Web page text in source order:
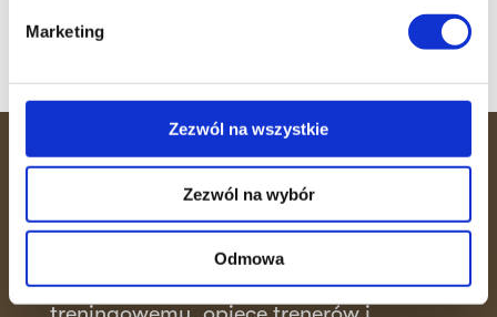
Marketing
Zezwól na wszystkie
Zezwól na wybór
Odmowa
36 MINUT
36 MINUT to miejsce, gdzie efektywność
spotyka się ze wspierającą atmosferą.
Dzięki unikalnemu systemowi